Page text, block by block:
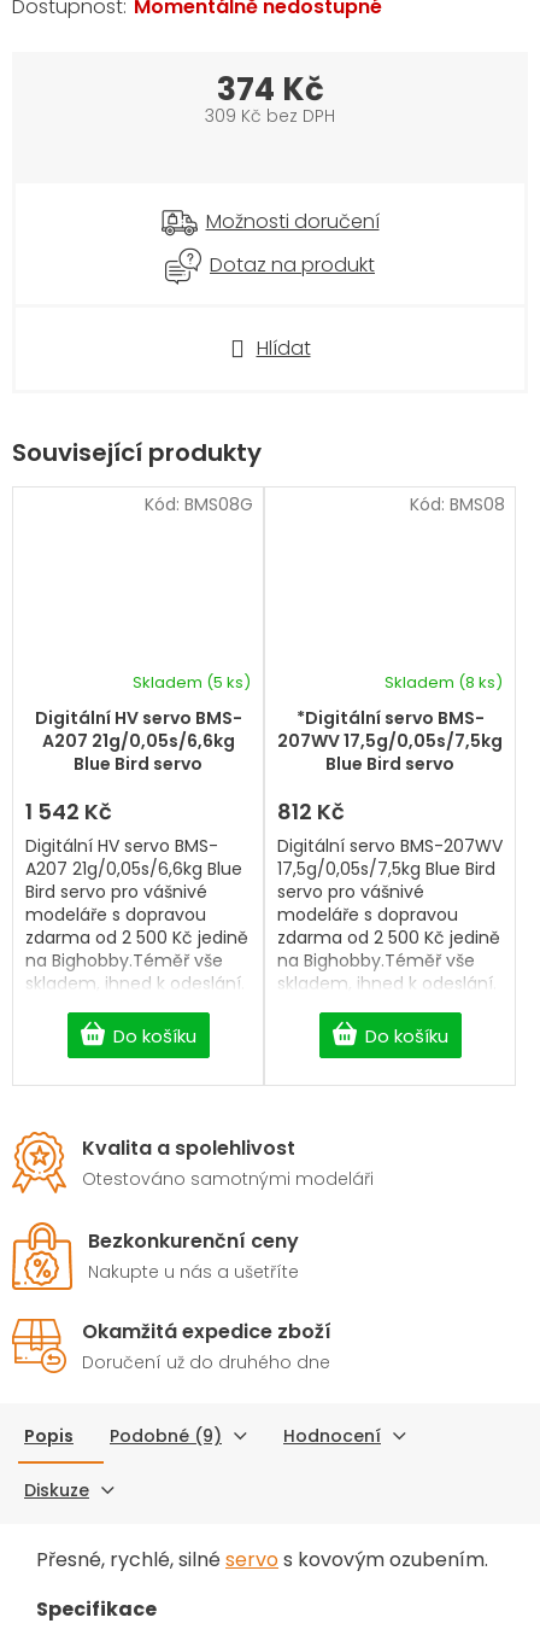
Hlídat
Momentálně nedostupné
374 Kč
309 Kč bez DPH
Možnosti doručení
Dotaz na produkt
Související produkty
Digitální HV servo BMS-
A207 21g/0,05s/6,6kg
Blue Bird servo
Skladem (5 ks)
1 542 Kč
Do košíku
Digitální HV servo BMS-
A207 21g/0,05s/6,6kg Blue
Bird servo pro vášnivé
modeláře s dopravou
zdarma od 2 500 Kč jedině
na Bighobby.Téměř vše
skladem, ihned k odeslání.
Professional Digital servo.
Kód: BMS08G
*Digitální servo BMS-
207WV 17,5g/0,05s/7,5kg
Blue Bird servo
Skladem (8 ks)
812 Kč
Do košíku
Digitální servo BMS-207WV
17,5g/0,05s/7,5kg Blue Bird
servo pro vášnivé
modeláře s dopravou
zdarma od 2 500 Kč jedině
na Bighobby.Téměř vše
skladem, ihned k odeslání.
Professional Digital servo.
Kód: BMS08
Kvalita a spolehlivost
Otestováno samotnými modeláři
Bezkonkurenční ceny
Nakupte u nás a ušetříte
Okamžitá expedice zboží
Doručení už do druhého dne
Popis Podobné (9) Hodnocení
Diskuze
Přesné, rychlé, silnéservos kovovým ozubením.
Specifikace